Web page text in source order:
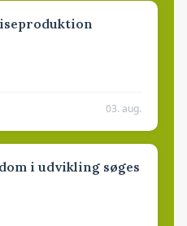
03. aug.
i udvikling søges